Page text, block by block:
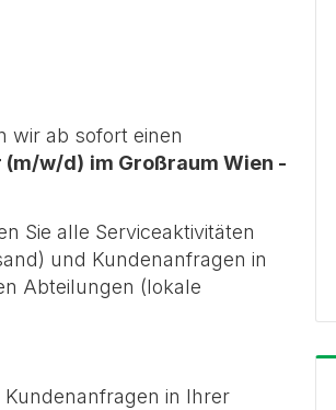
wir ab sofort einen
(m/w/d) im Großraum Wien -
Sie alle Serviceaktivitäten
und Kundenanfragen in
Abteilungen (lokale
in Ihrer